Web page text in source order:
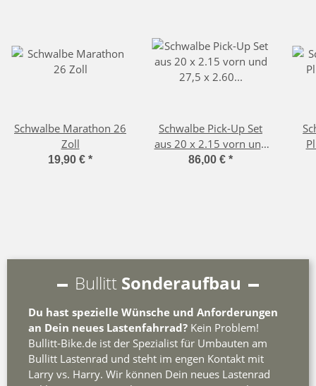
Schwalbe Marathon 26
Zoll
19,90 € *
Schwalbe Pick-Up Set
aus 20 x 2.15 vorn und
27,5 x 2.60 hinten
86,00 € *
Bullitt Sonderaufbau
Du hast spezielle Wünsche und Anforderungen
an Dein neues Lastenfahrrad? Kein Problem!
Bullitt-Bike.de ist der Spezialist für Umbauten am
Bullitt Lastenrad und steht im engen Kontakt mit
Larry vs. Harry. Wir können Dein neues Lastenrad